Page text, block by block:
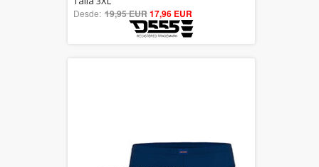
out of 5
Desde: 19,95 EUR17,96 EUR